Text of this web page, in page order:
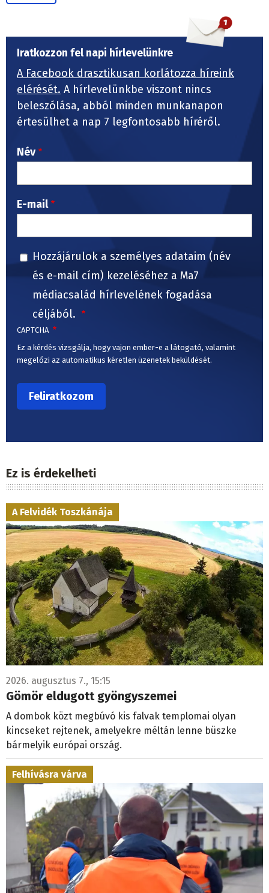
Iratkozzon fel napi hírlevelünkre
A Facebook drasztikusan korlátozza híreink
elérését. A hírlevelünkbe viszont nincs
beleszólása, abból minden munkanapon
értesülhet a nap 7 legfontosabb híréről.
Név
E-mail
Hozzájárulok a személyes adataim (név
és e-mail cím) kezeléséhez a Ma7
médiacsalád hírlevelének fogadása
céljából.
CAPTCHA
Ez a kérdés vizsgálja, hogy vajon ember-e a látogató, valamint
megelőzi az automatikus kéretlen üzenetek beküldését.
Ez is érdekelheti
A Felvidék Toszkánája
2026. augusztus 7., 15:15
Gömör eldugott gyöngyszemei
A dombok közt megbúvó kis falvak templomai olyan
kincseket rejtenek, amelyekre méltán lenne büszke
bármelyik európai ország.
Felhívásra várva